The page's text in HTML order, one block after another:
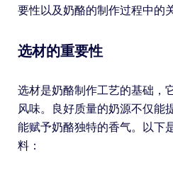
要性以及奶酪的制作过程中的
选材的重要性
选材是奶酪制作工艺的基础，
风味。良好质量的奶源不仅能
能赋予奶酪独特的香气。以下
料：